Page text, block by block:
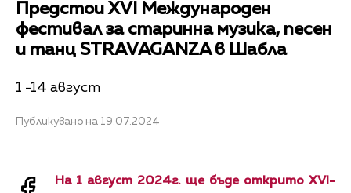
Предстои XVI Международен
фестивал за старинна музика, песен
и танц STRAVAGANZA в Шабла
1 -14 август
Публикувано на 19.07.2024
На 1 август 2024г. ще бъде открито XVI-